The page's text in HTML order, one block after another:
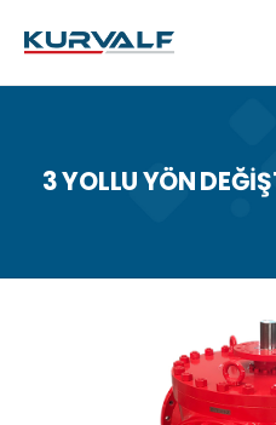
3 YOLLU YÖN